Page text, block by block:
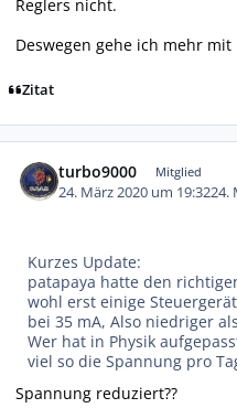
Reglers nicht.
Deswegen gehe ich mehr mit
Zitat
turbo9000 Mitglied
24. März 2020 um 19:3224.
Kurzes Update:
patapaya hatte den
wohl erst einige
bei 35 mA, Also niedriger
Wer hat in Physik
viel so die Spannung pro
Spannung reduziert??